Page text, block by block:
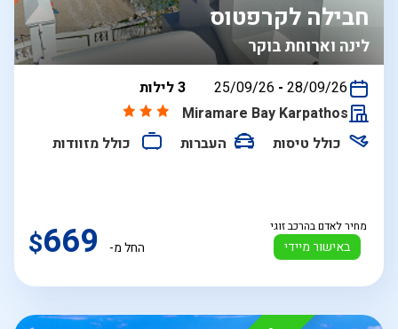
לינה וארוחת בוקר
חבילה לקרפטוס
בין
25/09/26 - 28/09/26
3 לילות
Miramare Bay Karpathos
כולל טיסות
העברות כולל מזוודות
באישור מיידי
מחיר לאדם בהרכב זוגי
החל מ- $669